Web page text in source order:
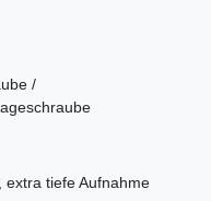
/
extra tiefe Aufnahme